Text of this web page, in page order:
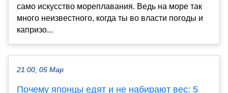
само искусство мореплавания. Ведь на море так
много неизвестного, когда ты во власти погоды и
капризо...
21:00, 05 Мар
Почему японцы едят и не набирают вес: 5